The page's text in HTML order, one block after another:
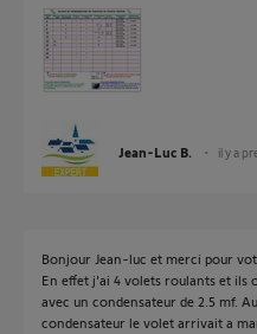
Jean-Luc B. il y a
Bonjour Jean-luc et merci pour
En effet j'ai 4 volets roulants et ils
avec un condensateur de 2.5 mf.
condensateur le volet arrivait a